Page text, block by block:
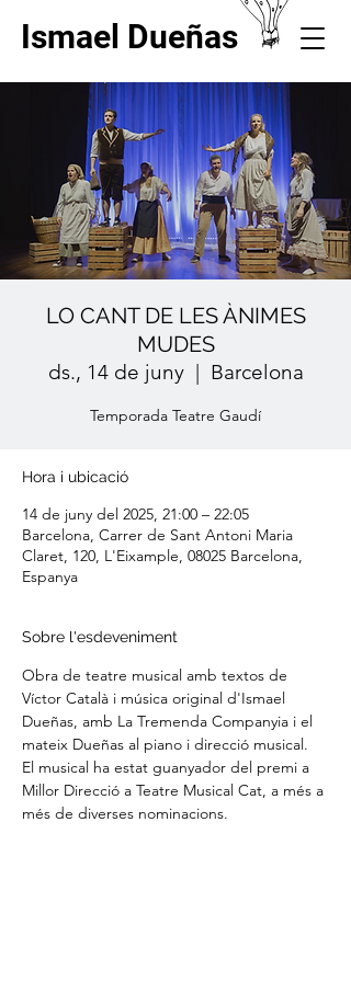
Ismael Dueñas
LO CANT DE LES ÀNIMES
MUDES
ds., 14 de juny
  |
Barcelona
Temporada Teatre Gaudí
Hora i ubicació
14 de juny del 2025, 21:00 – 22:05
Barcelona, Carrer de Sant Antoni Maria
Claret, 120, L'Eixample, 08025 Barcelona,
Espanya
Sobre l'esdeveniment
Obra de teatre musical amb textos de
Víctor Català i música original d'Ismael
Dueñas, amb La Tremenda Companyia i el
mateix Dueñas al piano i direcció musical.
El musical ha estat guanyador del premi a
Millor Direcció a Teatre Musical Cat, a més a
més de diverses nominacions.